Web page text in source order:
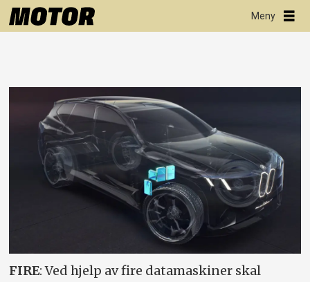
FIRE: Ved hjelp av fire datamaskiner skal